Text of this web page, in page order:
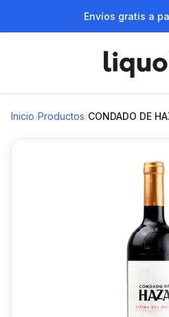
Envíos gratis a
Inicio/Productos/CONDADO DE